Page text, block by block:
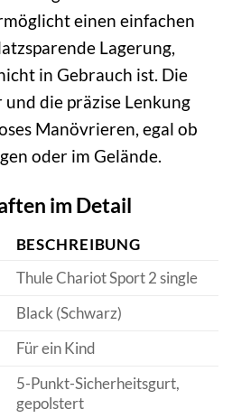
einen einfachen
Lagerung,
in Gebrauch ist. Die
die präzise Lenkung
Manövrieren, egal ob
oder im Gelände.
im Detail
BESCHREIBUNG
Thule Chariot Sport 2 single
Black (Schwarz)
Für ein Kind
5-Punkt-Sicherheitsgurt,
gepolstert